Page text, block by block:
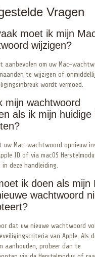
Vragen
moet ik mijn
wijzigen?
aanbevolen om uw Mac-
te wijzigen of
wordt vermoed.
mijn wachtwoord
als ik mijn huidige
uw Mac-wachtwoord opnieuw
ID of via macOS
in deze handleiding.
ik doen als mijn
wachtwoord
dat uw nieuwe wachtwoord
van Apple. Als
aanhouden, probeer dan te